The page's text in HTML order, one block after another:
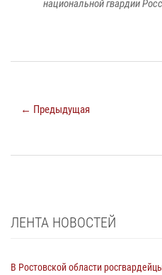
национальной гвардии
← Предыдущая
ЛЕНТА НОВОСТЕЙ
В Ростовской области